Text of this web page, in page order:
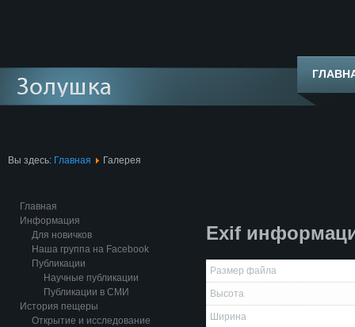
Вы здесь: Главная Галерея
Главная
Информация
Для новичков
Наша группа на Facebook
Публикации
Научные публикации
Публикации в СМИ
История пещеры
Открытие и исследование
Exif
Размер файла
Высота
Ширина